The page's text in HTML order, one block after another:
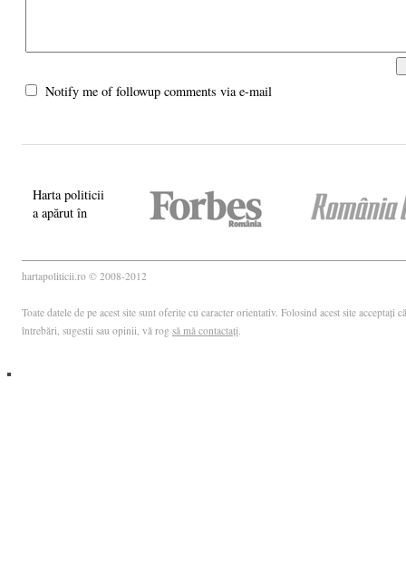
Notify me of followup comments via e-mail
Harta politicii
a apărut în
hartapoliticii.ro © 2008-2012
Toate datele de pe acest site sunt oferite cu caracter orientativ. Folosind acest site
întrebări, sugestii sau opinii, vă rog să mă contactați.